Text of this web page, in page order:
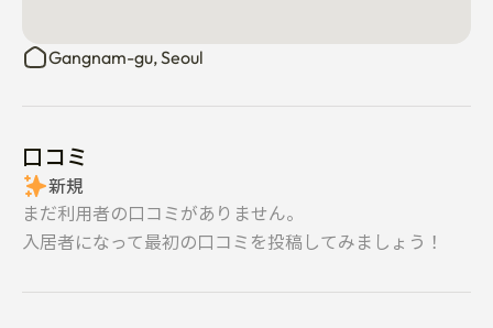
Gangnam-gu, Seoul
口コミ
新規
まだ利用者の口コミがありません。
入居者になって最初の口コミを投稿してみましょう！